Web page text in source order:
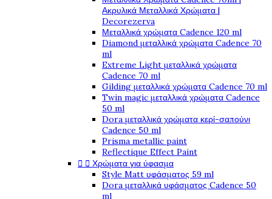
Ακρυλικά Μεταλλικά Χρώματα |
Decorezerva
Μεταλλικά χρώματα Cadence 120 ml
Diamond μεταλλικά χρώματα Cadence 70
ml
Extreme Light μεταλλικά χρώματα
Cadence 70 ml
Gilding μεταλλικά χρώματα Cadence 70 ml
Twin magic μεταλλικά χρώματα Cadence
50 ml
Dora μεταλλικά χρώματα κερί-σαπούνι
Cadence 50 ml
Prisma metallic paint
Reflectique Effect Paint
  Χρώματα για ύφασμα
Style Matt υφάσματος 59 ml
Dora μεταλλικά υφάσματος Cadence 50
ml